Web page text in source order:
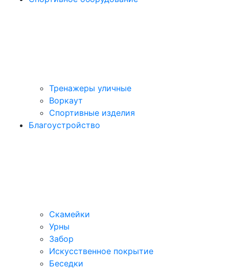
Тренажеры уличные
Воркаут
Спортивные изделия
Благоустройство
Скамейки
Урны
Забор
Искусственное покрытие
Беседки